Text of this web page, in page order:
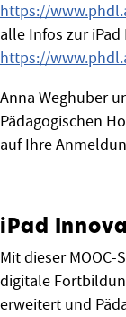
https://
alle Infos zur
https://
Anna Weghuber
Pädagogischen
auf Ihre
iPad
Mit dieser
digitale
erweitert und